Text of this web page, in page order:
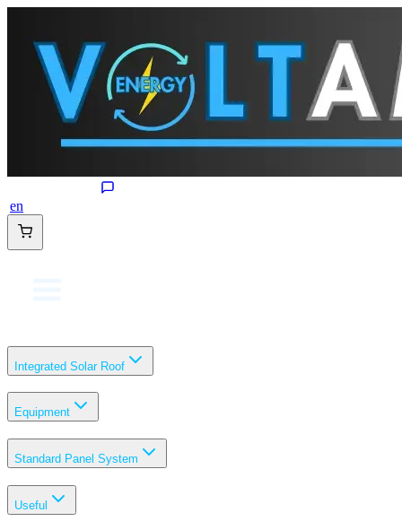
en
Integrated Solar Roof
Equipment
Standard Panel System
Useful